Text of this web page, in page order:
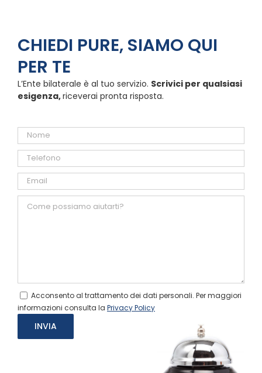
CHIEDI PURE, SIAMO QUI
PER TE
L’Ente bilaterale è al tuo servizio. Scrivici per qualsiasi
esigenza,riceverai pronta risposta.
Acconsento al trattamento dei dati personali. Per maggiori
informazioni consulta la Privacy Policy